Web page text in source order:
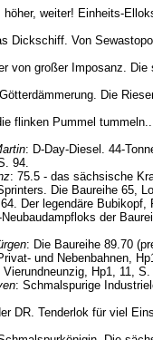
höher, weiter! Einheits-
Dickschiff. Von
von großer Imposanz.
Die
flinken Pummel
: D-Day-Diesel. 44-
94.
: 75.5 - das sächsische
Die Baureihe 65,
Der legendäre Bubikopf,
der
: Die Baureihe 89.70
und Nebenbahnen,
Hp1, 11, S.
: Schmalspurige
DR. Tenderlok für viel